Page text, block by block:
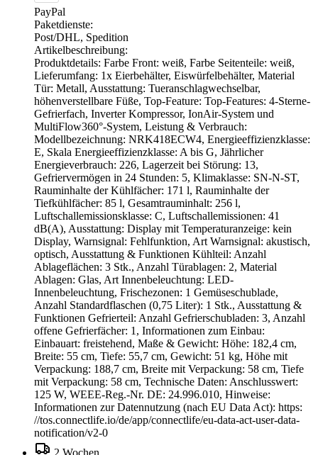
PayPal
Paketdienste:
Post/DHL, Spedition
Artikelbeschreibung:
Produktdetails: Farbe Front: weiß, Farbe Seitenteile: weiß,
Lieferumfang: 1x Eierbehälter, Eiswürfelbehälter, Material
Tür: Metall, Ausstattung: Tueranschlagwechselbar,
höhenverstellbare Füße, Top-Feature: Top-Features: 4-Sterne-
Gefrierfach, Inverter Kompressor, IonAir-System und
MultiFlow360°-System, Leistung & Verbrauch:
Modellbezeichnung: NRK418ECW4, Energieeffizienzklasse:
E, Skala Energieeffizienzklasse: A bis G, Jährlicher
Energieverbrauch: 226, Lagerzeit bei Störung: 13,
Gefriervermögen in 24 Stunden: 5, Klimaklasse: SN-N-ST,
Rauminhalte der Kühlfächer: 171 l, Rauminhalte der
Tiefkühlfächer: 85 l, Gesamtrauminhalt: 256 l,
Luftschallemissionsklasse: C, Luftschallemissionen: 41
dB(A), Ausstattung: Display mit Temperaturanzeige: kein
Display, Warnsignal: Fehlfunktion, Art Warnsignal: akustisch,
optisch, Ausstattung & Funktionen Kühlteil: Anzahl
Ablageflächen: 3 Stk., Anzahl Türablagen: 2, Material
Ablagen: Glas, Art Innenbeleuchtung: LED-
Innenbeleuchtung, Frischezonen: 1 Gemüseschublade,
Anzahl Standardflaschen (0,75 Liter): 1 Stk., Ausstattung &
Funktionen Gefrierteil: Anzahl Gefrierschubladen: 3, Anzahl
offene Gefrierfächer: 1, Informationen zum Einbau:
Einbauart: freistehend, Maße & Gewicht: Höhe: 182,4 cm,
Breite: 55 cm, Tiefe: 55,7 cm, Gewicht: 51 kg, Höhe mit
Verpackung: 188,7 cm, Breite mit Verpackung: 58 cm, Tiefe
mit Verpackung: 58 cm, Technische Daten: Anschlusswert:
125 W, WEEE-Reg.-Nr. DE: 24.996.010, Hinweise:
Informationen zur Datennutzung (nach EU Data Act): https:
//tos.connectlife.io/de/app/connectlife/eu-data-act-user-data-
notification/v2-0
2 Wochen